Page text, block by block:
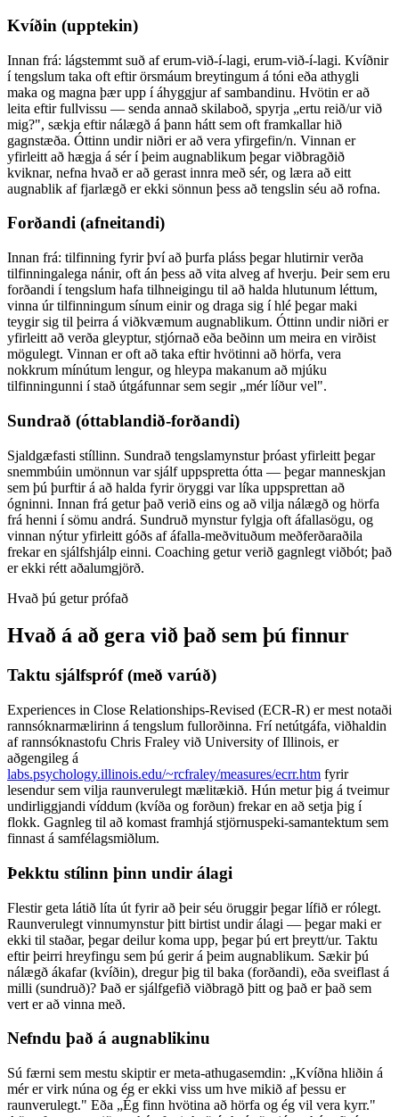
Kvíðin (upptekin)
Innan frá: lágstemmt suð af erum-við-í-lagi, erum-við-í-lagi. Kvíðnir
í tengslum taka oft eftir örsmáum breytingum á tóni eða athygli
maka og magna þær upp í áhyggjur af sambandinu. Hvötin er að
leita eftir fullvissu — senda annað skilaboð, spyrja „ertu reið/ur við
mig?", sækja eftir nálægð á þann hátt sem oft framkallar hið
gagnstæða. Óttinn undir niðri er að vera yfirgefin/n. Vinnan er
yfirleitt að hægja á sér í þeim augnablikum þegar viðbragðið
kviknar, nefna hvað er að gerast innra með sér, og læra að eitt
augnablik af fjarlægð er ekki sönnun þess að tengslin séu að rofna.
Forðandi (afneitandi)
Innan frá: tilfinning fyrir því að þurfa pláss þegar hlutirnir verða
tilfinningalega nánir, oft án þess að vita alveg af hverju. Þeir sem eru
forðandi í tengslum hafa tilhneigingu til að halda hlutunum léttum,
vinna úr tilfinningum sínum einir og draga sig í hlé þegar maki
teygir sig til þeirra á viðkvæmum augnablikum. Óttinn undir niðri er
yfirleitt að verða gleyptur, stjórnað eða beðinn um meira en virðist
mögulegt. Vinnan er oft að taka eftir hvötinni að hörfa, vera
nokkrum mínútum lengur, og hleypa makanum að mjúku
tilfinningunni í stað útgáfunnar sem segir „mér líður vel".
Sundrað (óttablandið-forðandi)
Sjaldgæfasti stíllinn. Sundrað tengslamynstur þróast yfirleitt þegar
snemmbúin umönnun var sjálf uppspretta ótta — þegar manneskjan
sem þú þurftir á að halda fyrir öryggi var líka uppsprettan að
ógninni. Innan frá getur það verið eins og að vilja nálægð og hörfa
frá henni í sömu andrá. Sundruð mynstur fylgja oft áfallasögu, og
vinnan nýtur yfirleitt góðs af áfalla-meðvituðum meðferðaraðila
frekar en sjálfshjálp einni. Coaching getur verið gagnlegt viðbót; það
er ekki rétt aðalumgjörð.
Hvað þú getur prófað
Hvað á að gera við það sem þú finnur
Taktu sjálfspróf (með varúð)
Experiences in Close Relationships-Revised (ECR-R) er mest notaði
rannsóknarmælirinn á tengslum fullorðinna. Frí netútgáfa, viðhaldin
af rannsóknastofu Chris Fraley við University of Illinois, er
aðgengileg á
labs.psychology.illinois.edu/~rcfraley/measures/ecrr.htm fyrir
lesendur sem vilja raunverulegt mælitækið. Hún metur þig á tveimur
undirliggjandi víddum (kvíða og forðun) frekar en að setja þig í
flokk. Gagnleg til að komast framhjá stjörnuspeki-samantektum sem
finnast á samfélagsmiðlum.
Þekktu stílinn þinn undir álagi
Flestir geta látið líta út fyrir að þeir séu öruggir þegar lífið er rólegt.
Raunverulegt vinnumynstur þitt birtist undir álagi — þegar maki er
ekki til staðar, þegar deilur koma upp, þegar þú ert þreytt/ur. Taktu
eftir þeirri hreyfingu sem þú gerir á þeim augnablikum. Sækir þú
nálægð ákafar (kvíðin), dregur þig til baka (forðandi), eða sveiflast á
milli (sundruð)? Það er sjálfgefið viðbragð þitt og það er það sem
vert er að vinna með.
Nefndu það á augnablikinu
Sú færni sem mestu skiptir er meta-athugasemdin: „Kvíðna hliðin á
mér er virk núna og ég er ekki viss um hve mikið af þessu er
raunverulegt." Eða „Ég finn hvötina að hörfa og ég vil vera kyrr."